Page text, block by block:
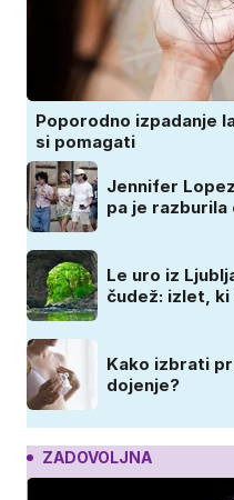
Poporodno izpadanje
si pomagati
Jennifer
pa je razburila
Le uro iz
čudež: izlet,
Kako izbrati
dojenje?
ZADOVOLJNA